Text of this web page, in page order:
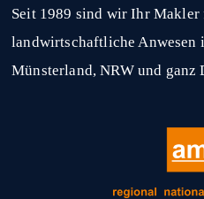
Seit 1989 sind wir Ihr Makler
landwirtschaftliche Anwesen
Münsterland, NRW und ganz